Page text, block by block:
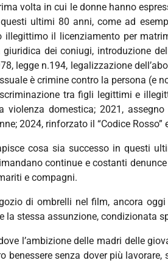
volta in cui le donne hanno
ultimi 80 anni, come ad
illegittimo il licenziamento per
dei coniugi, introduzione
legge n.194, legalizzazione
è crimine contro la persona (e
tra figli legittimi e
violenza domestica; 2021,
2024, rinforzato il “Codice
cosa sia successo in questi
continue e costanti
e compagni.
di ombrelli nel film, ancora
la stessa assunzione, condizionata
l’ambizione delle madri delle
benessere senza dover più